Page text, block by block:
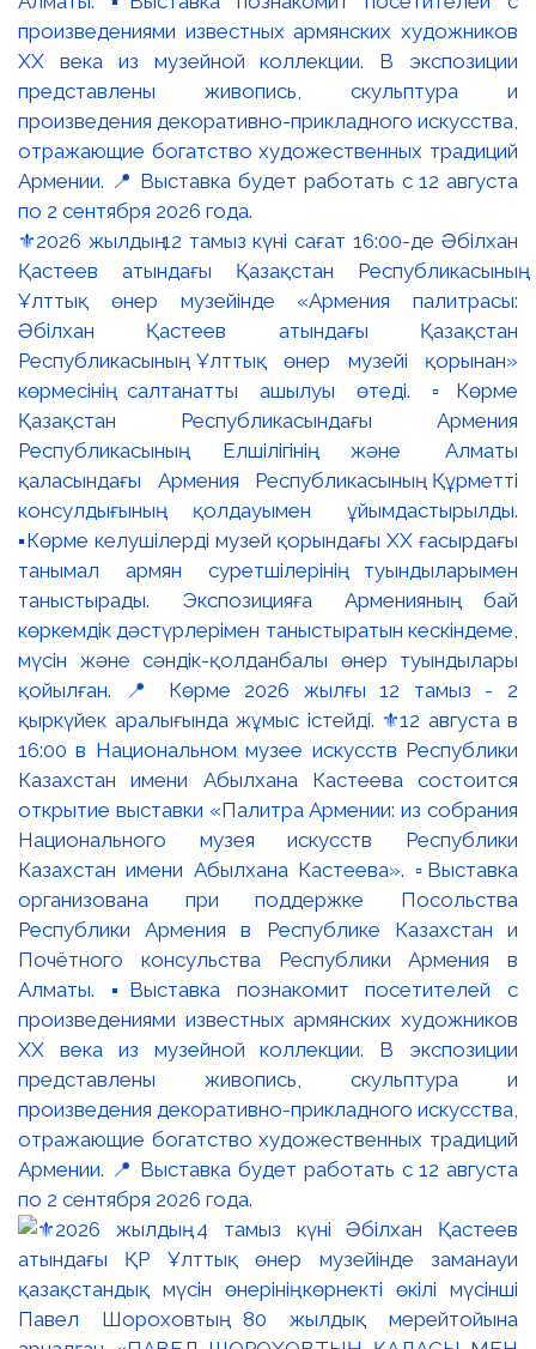
⚜️2026 жылдың 12 тамыз күні сағат 16:00-де Әбілхан
Қастеев атындағы Қазақстан Республикасының
Ұлттық өнер музейінде «Армения палитрасы:
Әбілхан Қастеев атындағы Қазақстан
Республикасының Ұлттық өнер музейі қорынан»
көрмесінің салтанатты ашылуы өтеді. ▫️Көрме
Қазақстан Республикасындағы Армения
Республикасының Елшілігінің және Алматы
қаласындағы Армения Республикасының Құрметті
консулдығының қолдауымен ұйымдастырылды.
▪️Көрме келушілерді музей қорындағы ХХ ғасырдағы
танымал армян суретшілерінің туындыларымен
таныстырады. Экспозицияға Арменияның бай
көркемдік дәстүрлерімен таныстыратын кескіндеме,
мүсін және сәндік-қолданбалы өнер туындылары
қойылған. 📍 Көрме 2026 жылғы 12 тамыз - 2
қыркүйек аралығында жұмыс істейді. ⚜️12 августа в
16:00 в Национальном музее искусств Республики
Казахстан имени Абылхана Кастеева состоится
открытие выставки «Палитра Армении: из собрания
Национального музея искусств Республики
Казахстан имени Абылхана Кастеева». ▫️Выставка
организована при поддержке Посольства
Республики Армения в Республике Казахстан и
Почётного консульства Республики Армения в
Алматы. ▪️Выставка познакомит посетителей с
произведениями известных армянских художников
XX века из музейной коллекции. В экспозиции
представлены живопись, скульптура и
произведения декоративно-прикладного искусства,
отражающие богатство художественных традиций
Армении. 📍 Выставка будет работать с 12 августа
по 2 сентября 2026 года.